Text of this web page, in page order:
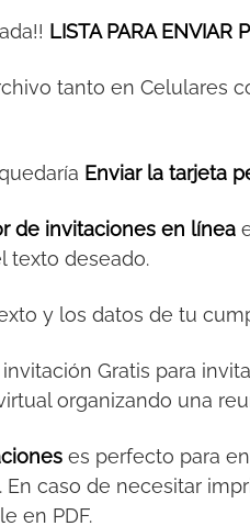
LISTA PARA ENVIAR
tanto en Celulares
Enviar la tarjeta
de invitaciones en línea
texto deseado.
y los datos de tu
Gratis para
organizando una
es perfecto para
En caso de necesitar
en PDF.